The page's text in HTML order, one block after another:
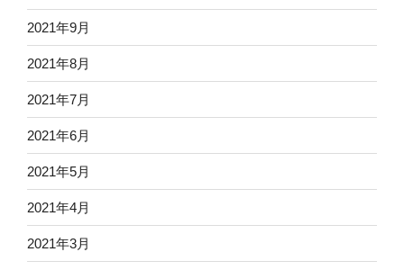
2021年9月
2021年8月
2021年7月
2021年6月
2021年5月
2021年4月
2021年3月